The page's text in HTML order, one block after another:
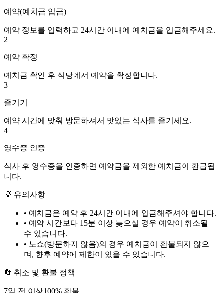
예약(예치금 입금)
예약 정보를 입력하고 24시간 이내에 예치금을 입금해주세요.
2
예약 확정
예치금 확인 후 식당에서 예약을 확정합니다.
3
즐기기
예약 시간에 맞춰 방문하셔서 맛있는 식사를 즐기세요.
4
영수증 인증
식사 후 영수증을 인증하면 예약금을 제외한 예치금이 환급됩
니다.
💡 유의사항
• 예치금은 예약 후 24시간 이내에 입금해주셔야 합니다.
• 예약 시간보다 15분 이상 늦으실 경우 예약이 취소될
수 있습니다.
• 노쇼(방문하지 않음)의 경우 예치금이 환불되지 않으
며, 향후 예약에 제한이 있을 수 있습니다.
🔄 취소 및 환불 정책
7일 전 이상100% 환불